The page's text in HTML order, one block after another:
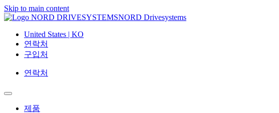
Skip to main content
NORD Drivesystems
United States | KO
연락처
구입처
연락처
제품